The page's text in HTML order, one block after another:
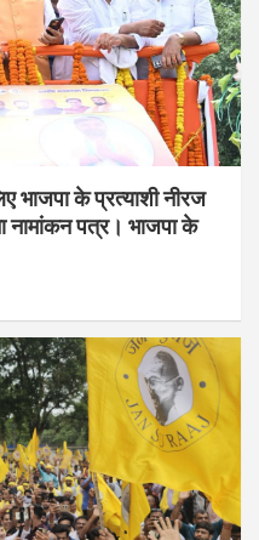
भाजपा के प्रत्याशी नीरज
नामांकन पत्र। भाजपा के